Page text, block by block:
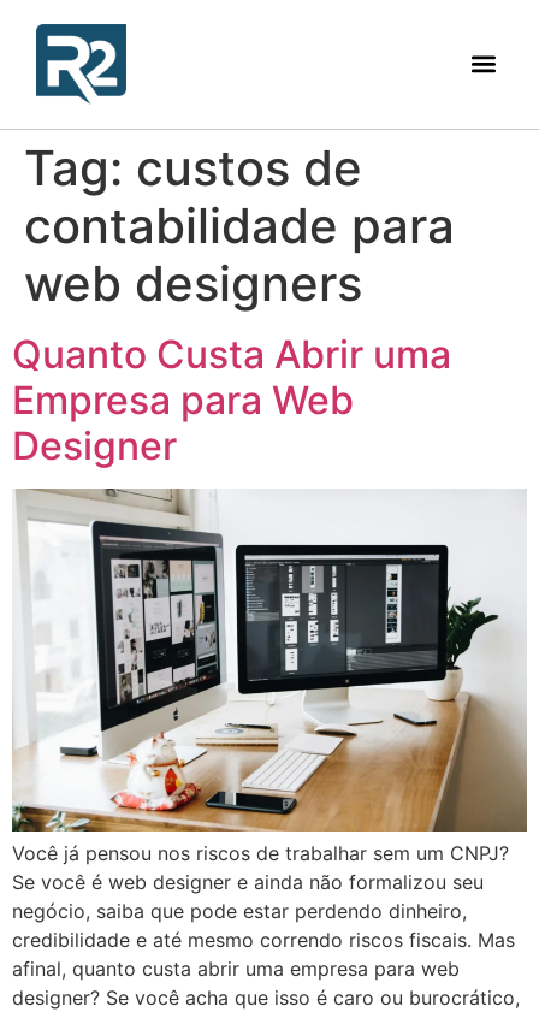
Tag: custos de
contabilidade para
web designers
Quanto Custa Abrir uma
Empresa para Web
Designer
Você já pensou nos riscos de trabalhar sem um CNPJ?
Se você é web designer e ainda não formalizou seu
negócio, saiba que pode estar perdendo dinheiro,
credibilidade e até mesmo correndo riscos fiscais. Mas
afinal, quanto custa abrir uma empresa para web
designer? Se você acha que isso é caro ou burocrático,